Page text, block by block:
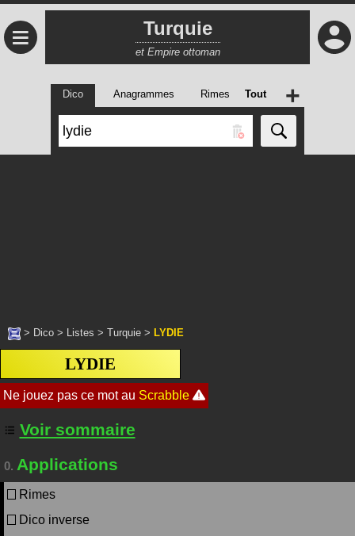
≡ Turquie
et Empire ottoman
Dico Anagrammes Rimes Tout +
> Dico > Listes > Turquie > LYDIE
LYDIE
Voir sommaire
0. Applications
Rimes
Dico inverse